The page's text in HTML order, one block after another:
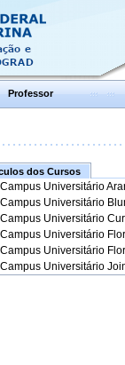
Professor
dos Cursos
Campus Universitário
Campus Universitário
Campus Universitário
Campus Universitário
Campus Universitário
Campus Universitário